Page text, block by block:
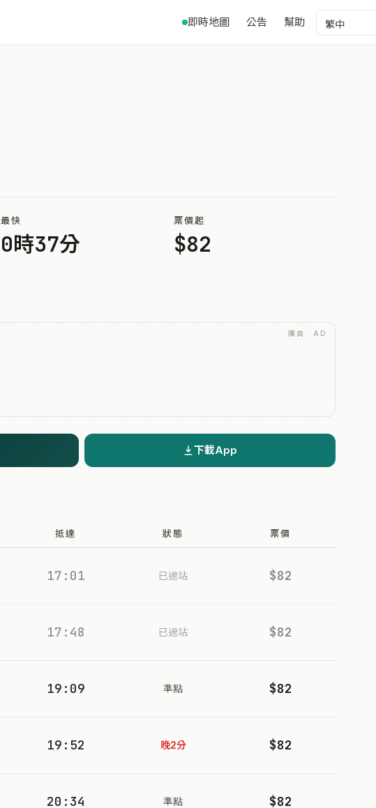
即時地圖 公告 幫助
最快
0時37分
票價起
$82
廣告 · AD
下載App
抵達 狀態 票價
17:01 已過站 $82
17:48 已過站 $82
19:09 準點 $82
19:52 晚2分 $82
20:34 準點 $82